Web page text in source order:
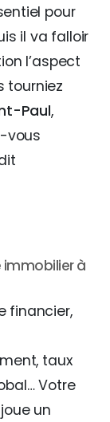
pour
il va falloir
l’aspect
tourniez
Paul,
vous
immobilier à
financier,
taux
Votre
joue un